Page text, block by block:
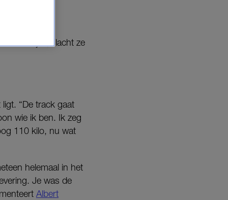
voorbij is,” lacht ze
“De track gaat
wie ik ben. Ik zeg
110 kilo, nu wat
helemaal in het
Je was de
Albert